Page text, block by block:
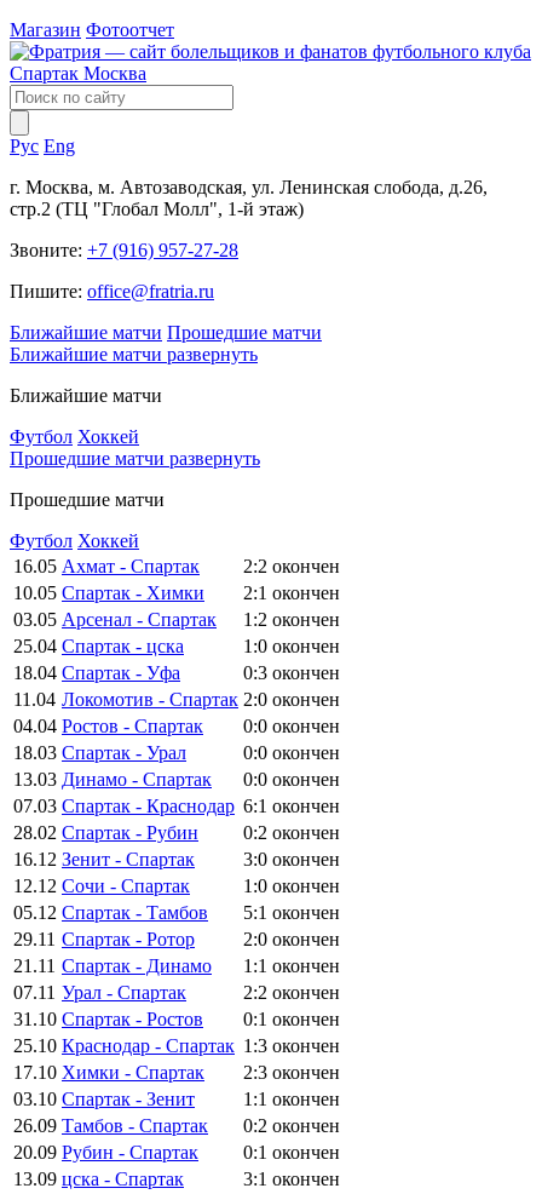
Магазин Фотоотчет
Рус Eng
г. Москва, м. Автозаводская, ул. Ленинская слобода, д.26,
стр.2 (ТЦ "Глобал Молл", 1-й этаж)
Звоните: +7 (916) 957-27-28
Пишите: office@fratria.ru
Ближайшие матчи Прошедшие матчи
Ближайшие матчи развернуть
Ближайшие матчи
Футбол Хоккей
Прошедшие матчи развернуть
Прошедшие матчи
Футбол Хоккей
16.05 Ахмат - Спартак 2:2 окончен
10.05 Спартак - Химки 2:1 окончен
03.05 Арсенал - Спартак 1:2 окончен
25.04 Спартак - цска 1:0 окончен
18.04 Спартак - Уфа 0:3 окончен
11.04 Локомотив - Спартак 2:0 окончен
04.04 Ростов - Спартак 0:0 окончен
18.03 Спартак - Урал 0:0 окончен
13.03 Динамо - Спартак 0:0 окончен
07.03 Спартак - Краснодар 6:1 окончен
28.02 Спартак - Рубин 0:2 окончен
16.12 Зенит - Спартак 3:0 окончен
12.12 Сочи - Спартак 1:0 окончен
05.12 Спартак - Тамбов 5:1 окончен
29.11 Спартак - Ротор 2:0 окончен
21.11 Спартак - Динамо 1:1 окончен
07.11 Урал - Спартак 2:2 окончен
31.10 Спартак - Ростов 0:1 окончен
25.10 Краснодар - Спартак 1:3 окончен
17.10 Химки - Спартак 2:3 окончен
03.10 Спартак - Зенит 1:1 окончен
26.09 Тамбов - Спартак 0:2 окончен
20.09 Рубин - Спартак 0:1 окончен
13.09 цска - Спартак 3:1 окончен